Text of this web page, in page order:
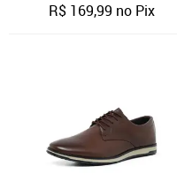
R$ 169,99 no Pix